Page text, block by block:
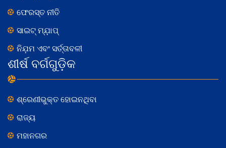
ଫେରସ୍ତ ନୀତି
ସାଇଟ୍ ମ୍ଯ଼ାପ୍
ନିଯ଼ମ ଏବଂ ସର୍ତ୍ତାବଳୀ
ଶୀର୍ଷ ବର୍ଗଗୁଡ଼ିକ
ଶ୍ରେଣୀଭୁକ୍ତ ହୋଇନଥିବା
ରାଜ୍ୟ
ମହାନଗର